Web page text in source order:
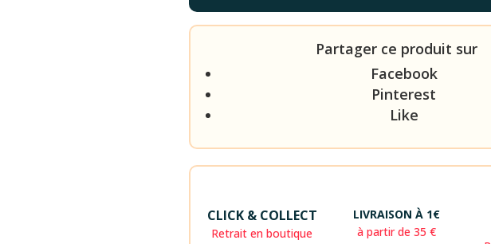
Partager ce produit sur
Facebook
Pinterest
Like
CLICK & COLLECT
Retrait en boutique
LIVRAISON À 1€
à partir de 35 €